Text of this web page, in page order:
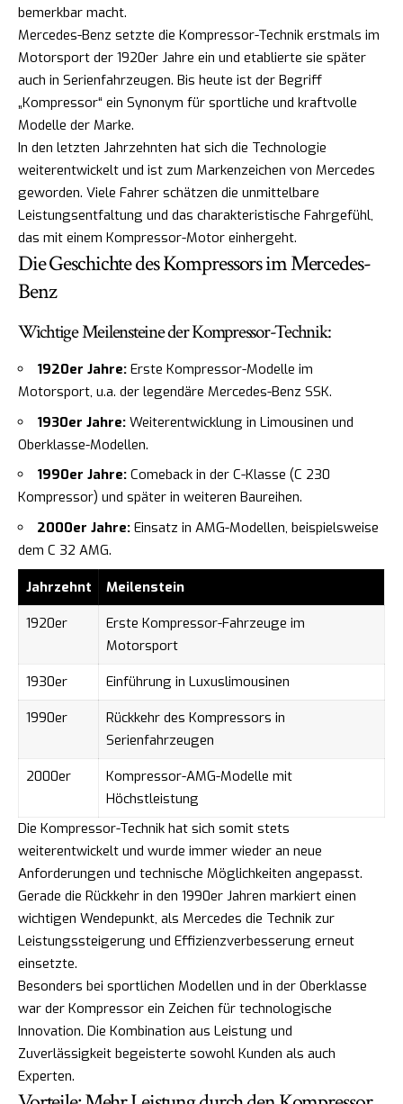
bemerkbar macht.
Mercedes-Benz setzte die Kompressor-Technik erstmals im
Motorsport der 1920er Jahre ein und etablierte sie später
auch in Serienfahrzeugen. Bis heute ist der Begriff
„Kompressor“ ein Synonym für sportliche und kraftvolle
Modelle der Marke.
In den letzten Jahrzehnten hat sich die Technologie
weiterentwickelt und ist zum Markenzeichen von Mercedes
geworden. Viele Fahrer schätzen die unmittelbare
Leistungsentfaltung und das charakteristische Fahrgefühl,
das mit einem Kompressor-Motor einhergeht.
Die Geschichte des Kompressors im Mercedes-
Benz
Wichtige Meilensteine der Kompressor-Technik:
1920er Jahre: Erste Kompressor-Modelle im
Motorsport, u.a. der legendäre Mercedes-Benz SSK.
1930er Jahre: Weiterentwicklung in Limousinen und
Oberklasse-Modellen.
1990er Jahre: Comeback in der C-Klasse (C 230
Kompressor) und später in weiteren Baureihen.
2000er Jahre: Einsatz in AMG-Modellen, beispielsweise
dem C 32 AMG.
Jahrzehnt
Meilenstein
1920er
Erste Kompressor-Fahrzeuge im
Motorsport
1930er
Einführung in Luxuslimousinen
1990er
Rückkehr des Kompressors in
Serienfahrzeugen
2000er
Kompressor-AMG-Modelle mit
Höchstleistung
Die Kompressor-Technik hat sich somit stets
weiterentwickelt und wurde immer wieder an neue
Anforderungen und technische Möglichkeiten angepasst.
Gerade die Rückkehr in den 1990er Jahren markiert einen
wichtigen Wendepunkt, als Mercedes die Technik zur
Leistungssteigerung und Effizienzverbesserung erneut
einsetzte.
Besonders bei sportlichen Modellen und in der Oberklasse
war der Kompressor ein Zeichen für technologische
Innovation. Die Kombination aus Leistung und
Zuverlässigkeit begeisterte sowohl Kunden als auch
Experten.